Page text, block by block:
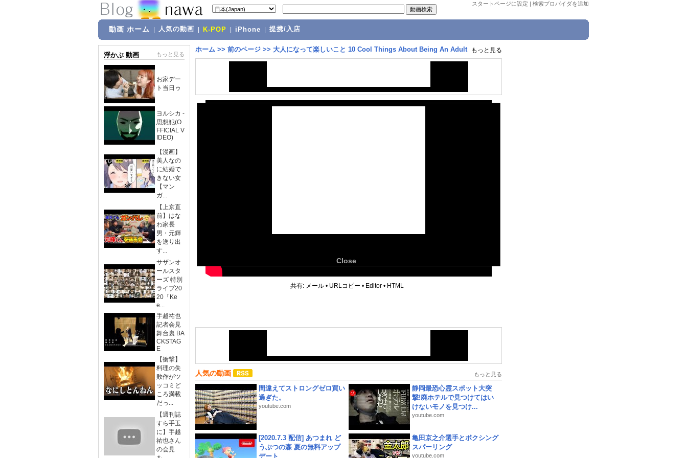
スタートページに設定 | 検索プロバイダを追加
動画 ホーム 人気の動画 K-POP iPhone 提携/入店
浮かぶ 動画 もっと見る
お家デー
ト当日ゥ
ヨルシカ -
思想犯(O
FFICIAL V
IDEO)
【漫画】
美人なの
に結婚で
きない女
【マン
ガ...
【上京直
前】はな
わ家長
男・元輝
を送り出
す...
サザンオ
ールスタ
ーズ 特別
ライブ20
20「Ke
e...
手越祐也
記者会見
舞台裏 BA
CKSTAG
E
【衝撃】
料理の失
敗作がツ
ッコミど
ころ満載
だっ...
【週刊誌
すら手玉
に】手越
祐也さん
の会見
ホーム >> 前のページ >> 大人になって楽しいこと 10 Cool Things About Being An Adult もっと見る
Close
共有: メール • URLコピー • Editor • HTML
人気の動画 もっと見る
間違えてストロングゼロ買い
過ぎた。
youtube.com
静岡最恐心霊スポット大突
撃!廃ホテルで見つけてはい
けないモノを見つけ...
youtube.com
[2020.7.3 配信] あつまれ ど
うぶつの森 夏の無料アップ
デート
亀田京之介選手とボクシング
スパーリング
youtube.com